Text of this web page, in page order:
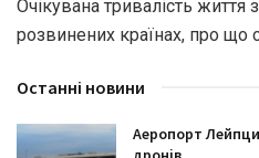
Очікувана тривалість
розвинених країнах, про що
Останні новини
Аеропорт